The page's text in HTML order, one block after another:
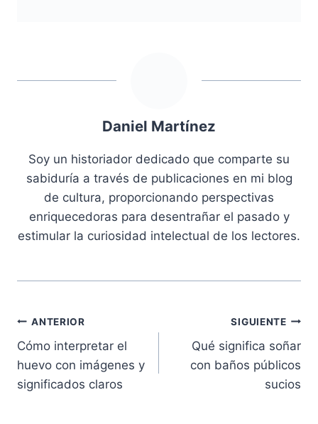
Daniel Martínez
Soy un historiador dedicado que comparte su
sabiduría a través de publicaciones en mi blog
de cultura, proporcionando perspectivas
enriquecedoras para desentrañar el pasado y
estimular la curiosidad intelectual de los lectores.
Navegación
de
entradas
ANTERIOR
Cómo interpretar el
huevo con imágenes y
significados claros
SIGUIENTE
Qué significa soñar
con baños públicos
sucios